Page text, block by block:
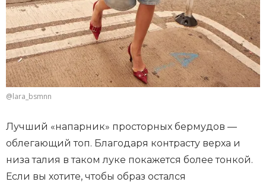
@lara_bsmnn
Лучший «напарник» просторных бермудов —
облегающий топ. Благодаря контрасту верха и
низа талия в таком луке покажется более тонкой.
Если вы хотите, чтобы образ остался